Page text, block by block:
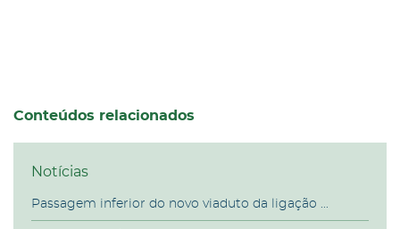
Conteúdos relacionados
Notícias
Passagem inferior do novo viaduto da ligação ...